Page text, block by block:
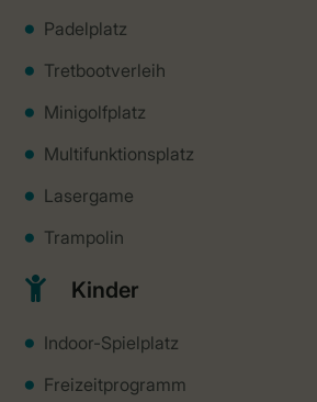
Padelplatz
Tretbootverleih
Minigolfplatz
Multifunktionsplatz
Lasergame
Trampolin
Kinder
Indoor-Spielplatz
Freizeitprogramm